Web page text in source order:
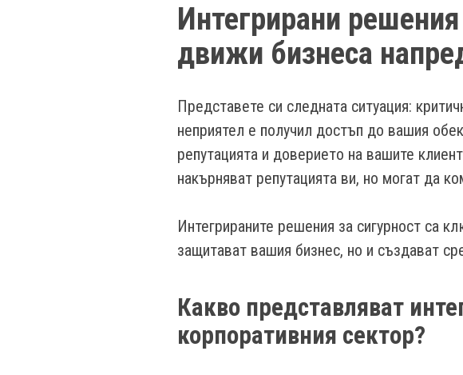
Интегрирани
движи бизнеса
Представете си следната ситуация:
неприятел е получил достъп до вашия
репутацията и доверието на вашите
накърняват репутацията ви, но могат да
Интегрираните решения за сигурност са
защитават вашия бизнес, но и създават
Какво представляват
корпоративния сектор?